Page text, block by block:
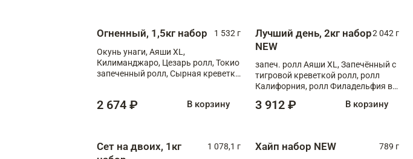
Огненный, 1,5кг набор
1 532 г
Окунь унаги, Аяши XL,
Килиманджаро, Цезарь ролл, Токио
запеченный ролл, Сырная креветка
2 674 ₽ В корзину
Лучший день, 2кг набор
NEW
2 042 г
запеч. ролл Аяши XL, Запечённый с
тигровой креветкой ролл, ролл
Калифорния, ролл Филадельфия в
запеч. ролл Моцарелломания, ролл
3 912 ₽ В корзину
Сет на двоих, 1кг
1 078,1 г Хайп набор NEW
789 г